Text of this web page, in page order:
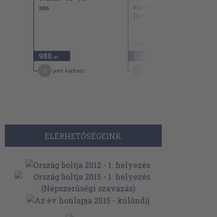
1986
980 ,-Ft
pont kapható
emberek sorozatból
(nem...
ELÉRHETŐSÉGEINK